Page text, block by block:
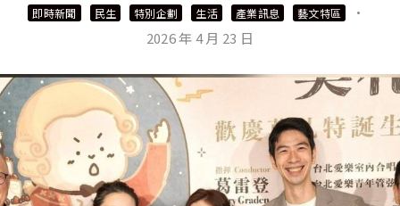
即時新聞 民生 特別企劃 生活 產業訊息 藝文特區
·
2026 年 4 月 23 日